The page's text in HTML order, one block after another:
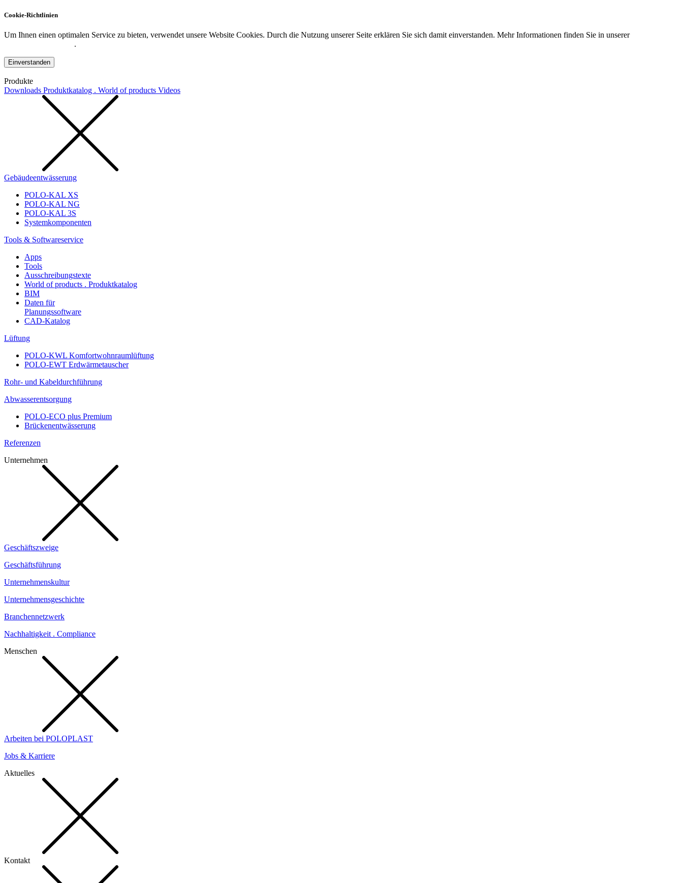
Cookie-Richtlinien
Um Ihnen einen optimalen Service zu bieten, verwendet unsere Website Cookies. Durch die Nutzung unserer Seite erklären Sie sich damit einverstanden. Mehr Informationen finden Sie in unserer
.
Einverstanden
Produkte
Downloads Produktkatalog . World of products Videos
Gebäudeentwässerung
POLO-KAL XS
POLO-KAL NG
POLO-KAL 3S
Systemkomponenten
Tools & Softwareservice
Apps
Tools
Ausschreibungstexte
World of products . Produktkatalog
BIM
Daten für
Planungssoftware
CAD-Katalog
Lüftung
POLO-KWL Komfortwohnraumlüftung
POLO-EWT Erdwärmetauscher
Rohr- und Kabeldurchführung
Abwasserentsorgung
POLO-ECO plus Premium
Brückenentwässerung
Referenzen
Unternehmen
Geschäftszweige
Geschäftsführung
Unternehmenskultur
Unternehmensgeschichte
Branchennetzwerk
Nachhaltigkeit . Compliance
Menschen
Arbeiten bei POLOPLAST
Jobs & Karriere
Aktuelles
Kontakt